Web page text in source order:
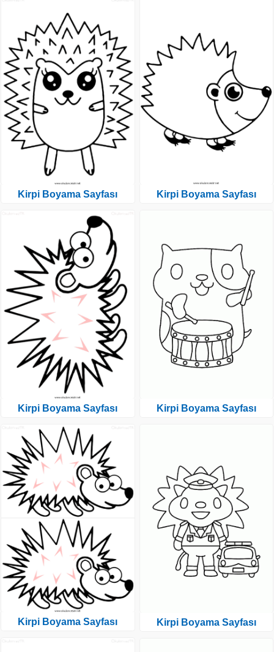
Kirpi Boyama Sayfası
Kirpi Boyama Sayfası
Kirpi Boyama Sayfası
Kirpi Boyama Sayfası
Kirpi Boyama Sayfası
Kirpi Boyama Sayfası